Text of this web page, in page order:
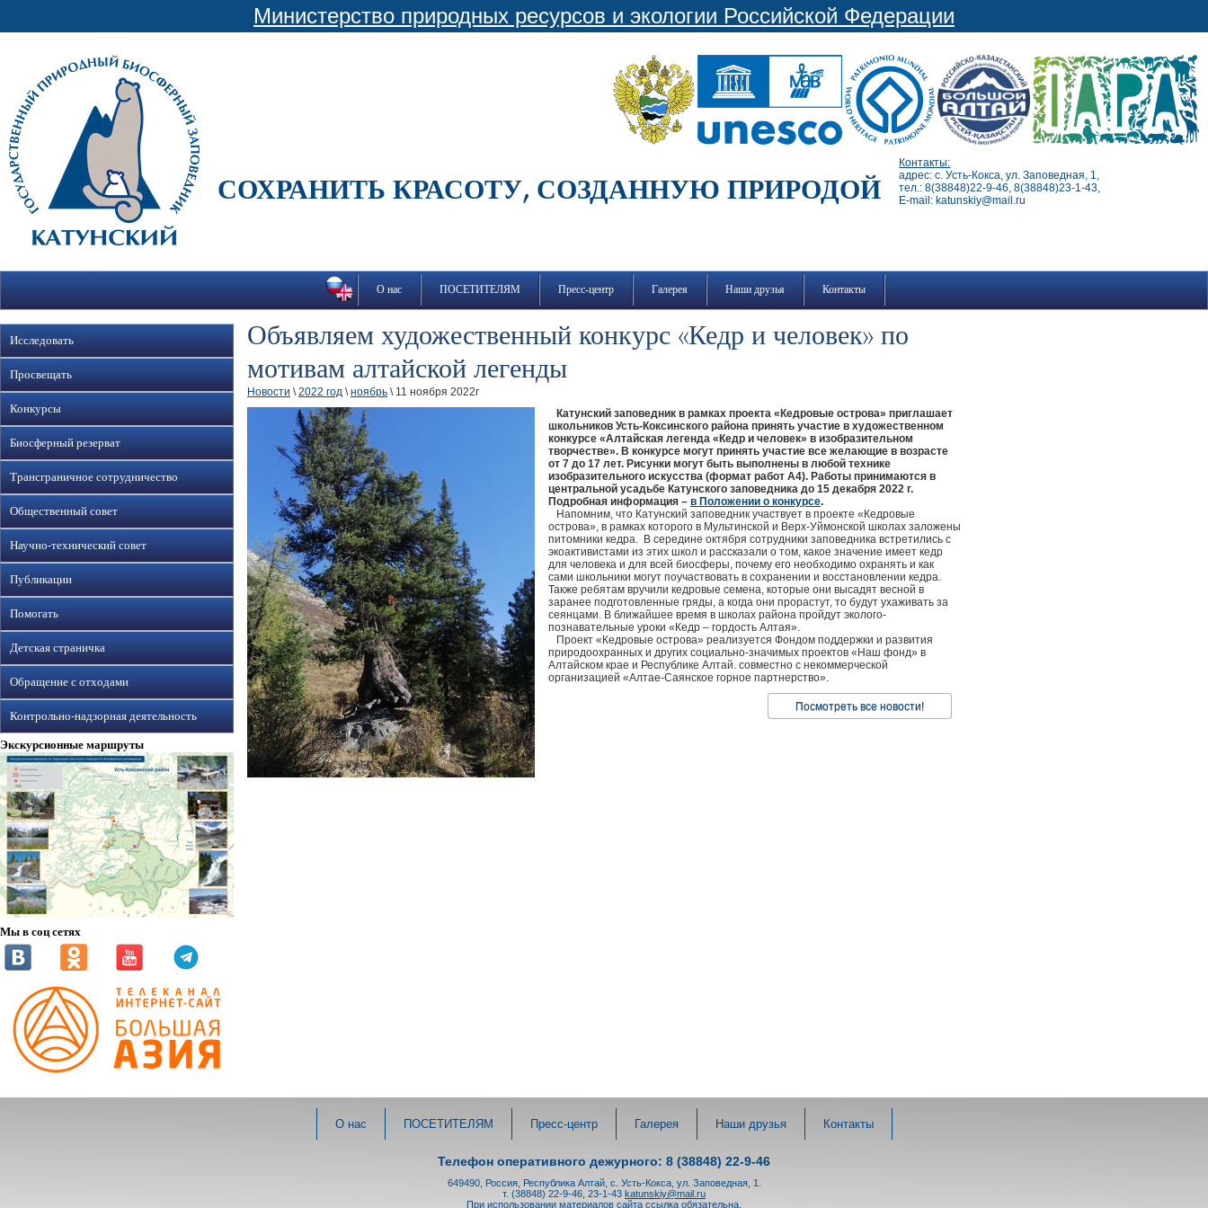
Министерство природных ресурсов и экологии Российской Федерации
СОХРАНИТЬ КРАСОТУ, СОЗДАННУЮ ПРИРОДОЙ
Контакты:
адрес: с. Усть-Кокса, ул. Заповедная, 1,
тел.: 8(38848)22-9-46, 8(38848)23-1-43,
E-mail: katunskiy@mail.ru
О нас ПОСЕТИТЕЛЯМ Пресс-центр Галерея Наши друзья Контакты
Исследовать
Просвещать
Конкурсы
Биосферный резерват
Трансграничное сотрудничество
Общественный совет
Научно-технический совет
Публикации
Помогать
Детская страничка
Обращение с отходами
Контрольно-надзорная деятельность
Экскурсионные маршруты
Мы в соц сетях
Объявляем художественный конкурс «Кедр и человек» по
мотивам алтайской легенды
Новости \2022 год \ноябрь \ 11 ноября 2022г
Катунский заповедник в рамках проекта «Кедровые острова» приглашает
школьников Усть-Коксинского района принять участие в художественном
конкурсе «Алтайская легенда «Кедр и человек» в изобразительном
творчестве». В конкурсе могут принять участие все желающие в возрасте
от 7 до 17 лет. Рисунки могут быть выполнены в любой технике
изобразительного искусства (формат работ А4). Работы принимаются в
центральной усадьбе Катунского заповедника до 15 декабря 2022 г.
Подробная информация – в Положении о конкурсе.
Напомним, что Катунский заповедник участвует в проекте «Кедровые
острова», в рамках которого в Мультинской и Верх-Уймонской школах заложены
питомники кедра. В середине октября сотрудники заповедника встретились с
экоактивистами из этих школ и рассказали о том, какое значение имеет кедр
для человека и для всей биосферы, почему его необходимо охранять и как
сами школьники могут поучаствовать в сохранении и восстановлении кедра.
Также ребятам вручили кедровые семена, которые они высадят весной в
заранее подготовленные гряды, а когда они прорастут, то будут ухаживать за
сеянцами. В ближайшее время в школах района пройдут эколого-
познавательные уроки «Кедр – гордость Алтая».
Проект «Кедровые острова» реализуется Фондом поддержки и развития
природоохранных и других социально-значимых проектов «Наш фонд» в
Алтайском крае и Республике Алтай. совместно с некоммерческой
организацией «Алтае-Саянское горное партнерство».
Посмотреть все новости!
О нас ПОСЕТИТЕЛЯМ Пресс-центр Галерея Наши друзья Контакты
Телефон оперативного дежурного: 8 (38848) 22-9-46
649490, Россия, Республика Алтай, с. Усть-Кокса, ул. Заповедная, 1.
т. (38848) 22-9-46, 23-1-43 katunskiy@mail.ru
При использовании материалов сайта ссылка обязательна.